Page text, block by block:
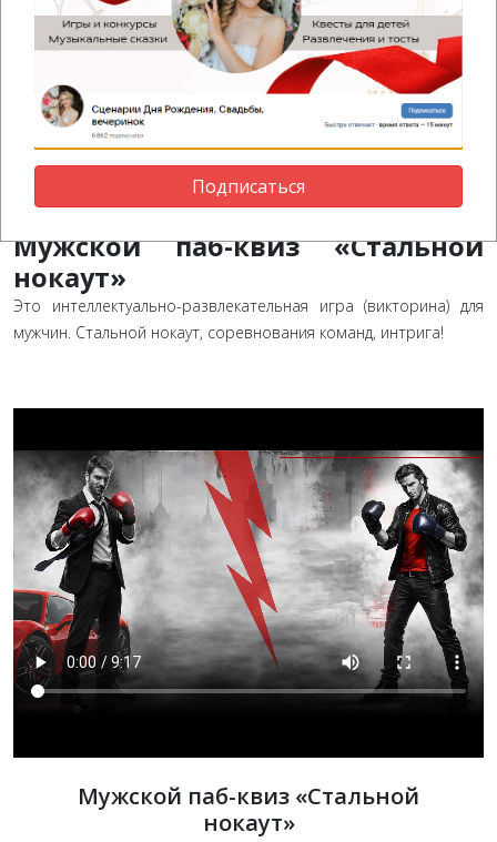
(Все поднимают бокалы чая, сока или чего покрепче,
поздравляют, и атмосферу наполняет смех и радость)
(провожая коллег на выход): Мы возвращаемся в
нашу галактику, но всегда будем с вами. Удачи вам и звездных
Мужской паб-квиз «Стальной
нокаут»
Это интеллектуально-развлекательная игра (викторина) для
мужчин. Стальной нокаут, соревнования команд, интрига!
Мужской паб-квиз «Стальной
нокаут»
Подписаться